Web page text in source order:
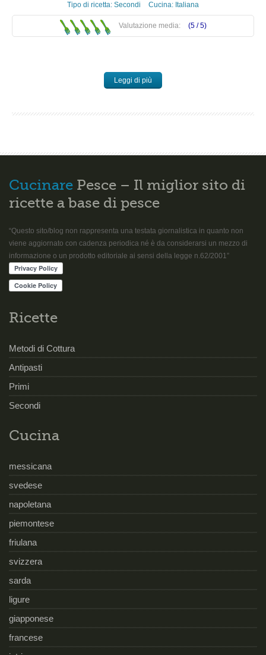
Tipo di ricetta: Secondi Cucina: Italiana
Valutazione media: (5 /5)
Leggi di più
Cucinare Pesce – Il miglior sito di
ricette a base di pesce
“Questo sito/blog non rappresenta una testata giornalistica in quanto non
viene aggiornato con cadenza periodica né è da considerarsi un mezzo di
informazione o un prodotto editoriale ai sensi della legge n.62/2001”
Ricette
Metodi di Cottura
Antipasti
Primi
Secondi
Cucina
messicana
svedese
napoletana
piemontese
friulana
svizzera
sarda
ligure
giapponese
francese